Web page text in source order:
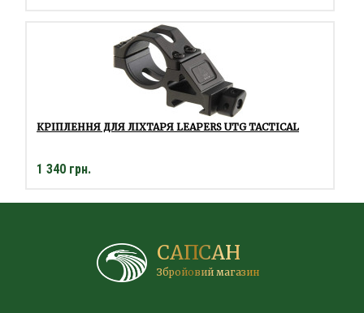
КРІПЛЕННЯ ДЛЯ ЛІХТАРЯ LEAPERS UTG TACTICAL
1 340 грн.
САПСАН
Збройовий магазин